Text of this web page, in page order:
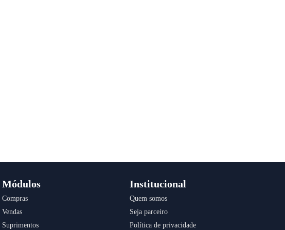
Módulos
Compras
Vendas
Suprimentos
Institucional
Quem somos
Seja parceiro
Política de privacidade